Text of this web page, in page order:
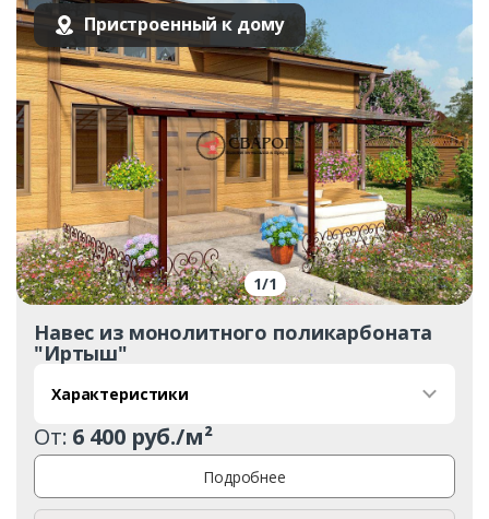
Пристроенный к дому
1/1
Навес из монолитного поликарбоната
"Иртыш"
Характеристики
От: 6 400 руб./м²
Подробнее